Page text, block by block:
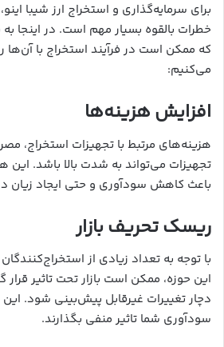
برای سرمایه‌گذاری و استخراج ارز شیبا
خطرات بالقوه بسیار مهم است. در اینجا
که ممکن است در فرآیند استخراج با آن‌ها
می‌کنیم:
افزایش هزینه‌ها
هزینه‌های مرتبط با تجهیزات استخراج،
تجهیزات می‌تواند به شدت بالا باشد.
باعث کاهش سودآوری و حتی ایجاد زیان
ریسک تحریف بازار
با توجه به تعداد زیادی از
این حوزه، ممکن است بازار تحت تاثیر قرار
دچار تغییرات غیرقابل پیش‌بینی شود. این
سودآوری شما تاثیر منفی بگذارند.